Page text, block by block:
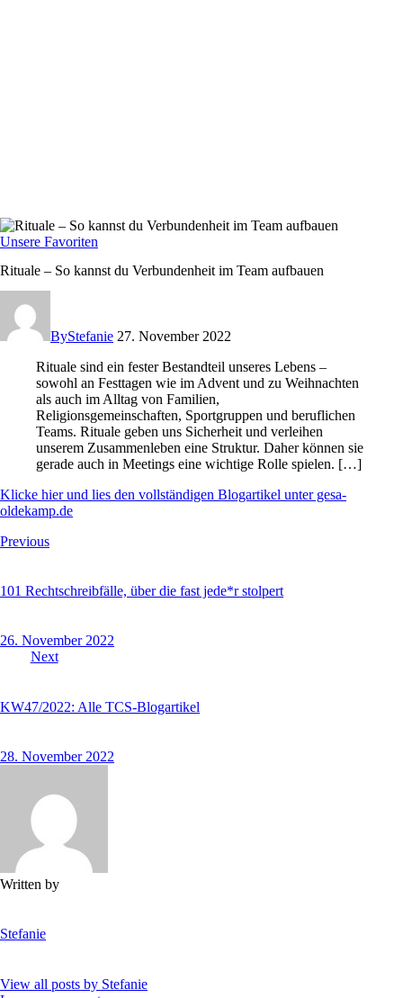
Unsere Favoriten
Rituale – So kannst du Verbundenheit im Team aufbauen
ByStefanie 27. November 2022
Rituale sind ein fester Bestandteil unseres Lebens –
sowohl an Festtagen wie im Advent und zu Weihnachten
als auch im Alltag von Familien,
Religionsgemeinschaften, Sportgruppen und beruflichen
Teams. Rituale geben uns Sicherheit und verleihen
unserem Zusammenleben eine Struktur. Daher können sie
gerade auch in Meetings eine wichtige Rolle spielen. […]
Klicke hier und lies den vollständigen Blogartikel unter gesa-
oldekamp.de
Previous
101 Rechtschreibfälle, über die fast jede*r stolpert
26. November 2022
Next
KW47/2022: Alle TCS-Blogartikel
28. November 2022
Written by
Stefanie
View all posts by Stefanie